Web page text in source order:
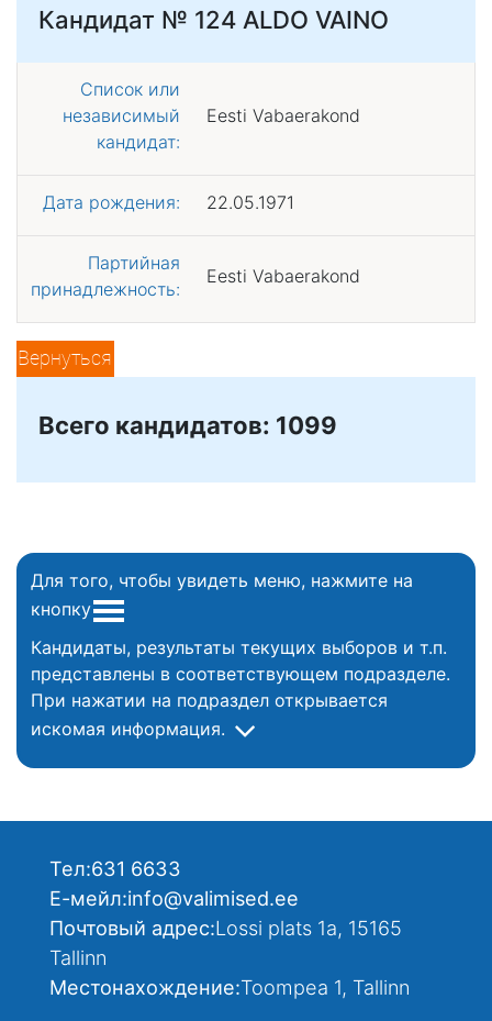
Кандидат № 124 ALDO VAINO
Список или
независимый
кандидат:
Eesti Vabaerakond
Дата рождения: 22.05.1971
Партийная
принадлежность:
Eesti Vabaerakond
Вернуться
Всего кандидатов: 1099
Для того, чтобы увидеть меню, нажмите на
кнопку
Кандидаты, результаты текущих выборов и т.п.
представлены в соответствующем подразделе.
При нажатии на подраздел открывается
искомая информация.
Тел:631 6633
Е-мейл:info@valimised.ee
Почтовый адрес:Lossi plats 1a, 15165
Tallinn
Местонахождение:Toompea 1, Tallinn